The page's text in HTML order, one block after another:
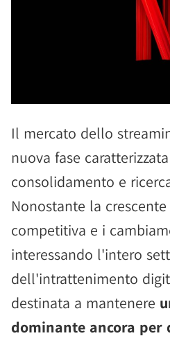
Il mercato dello
nuova fase
consolidamento e
Nonostante la
competitiva e i
interessando l'intero
dell'intrattenimento
destinata a mantenere
dominante ancora per